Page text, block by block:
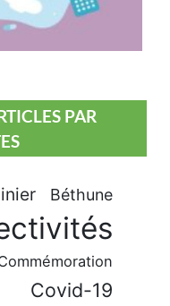
PAR
Béthune
Covid-19